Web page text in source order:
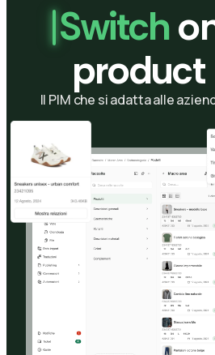
Switch
product
Il PIM che si adatta alle